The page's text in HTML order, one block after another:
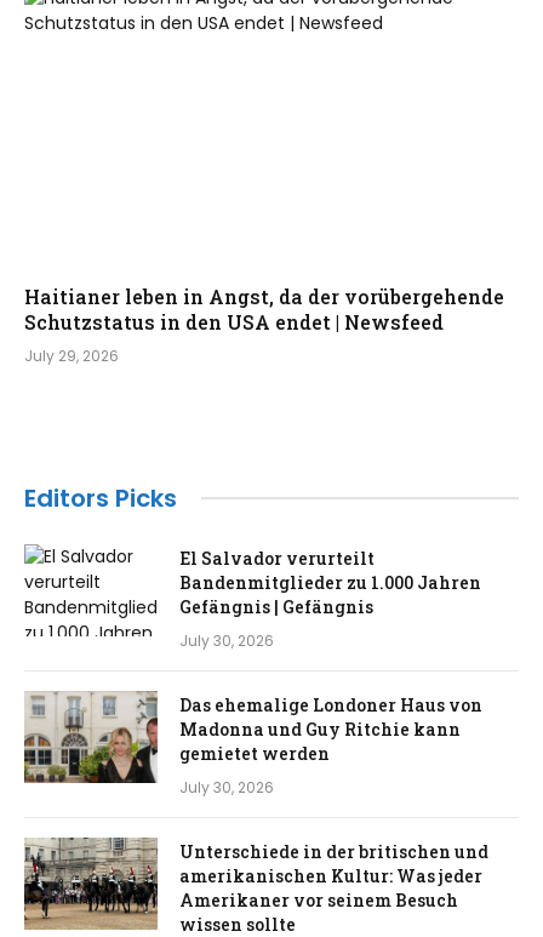
Haitianer leben in Angst, da der vorübergehende
Schutzstatus in den USA endet | Newsfeed
July 29, 2026
Editors Picks
El Salvador verurteilt
Bandenmitglieder zu 1.000 Jahren
Gefängnis | Gefängnis
July 30, 2026
Das ehemalige Londoner Haus von
Madonna und Guy Ritchie kann
gemietet werden
July 30, 2026
Unterschiede in der britischen und
amerikanischen Kultur: Was jeder
Amerikaner vor seinem Besuch
wissen sollte